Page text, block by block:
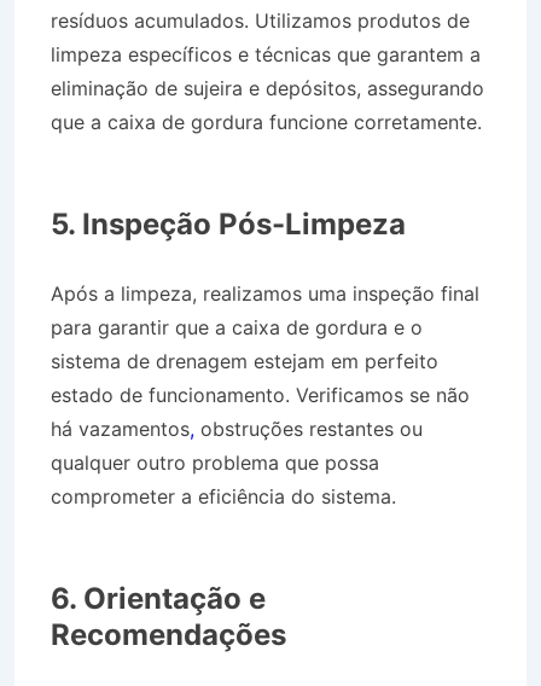
resíduos acumulados. Utilizamos produtos de
limpeza específicos e técnicas que garantem a
eliminação de sujeira e depósitos, assegurando
que a caixa de gordura funcione corretamente.
5. Inspeção Pós-Limpeza
Após a limpeza, realizamos uma inspeção final
para garantir que a caixa de gordura e o
sistema de drenagem estejam em perfeito
estado de funcionamento. Verificamos se não
há vazamentos, obstruções restantes ou
qualquer outro problema que possa
comprometer a eficiência do sistema.
6. Orientação e
Recomendações